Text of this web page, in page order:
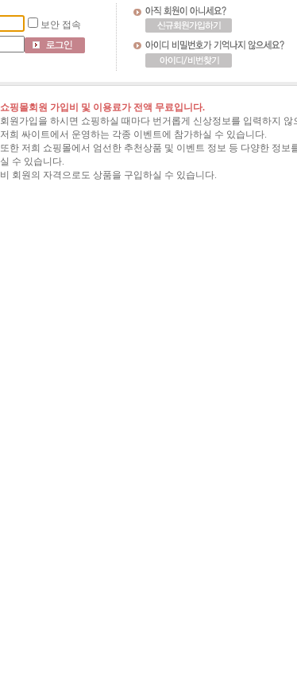
보안 접속
쇼핑몰회원 가입비 및 이용료가 전액 무료입니다.
회원가입을 하시면 쇼핑하실 때마다 번거롭게 신상정보를 입력하지 않
저희 싸이트에서 운영하는 각종 이벤트에 참가하실 수 있습니다.
또한 저희 쇼핑몰에서 엄선한 추천상품 및 이벤트 정보 등 다양한 정보
실 수 있습니다.
비 회원의 자격으로도 상품을 구입하실 수 있습니다.